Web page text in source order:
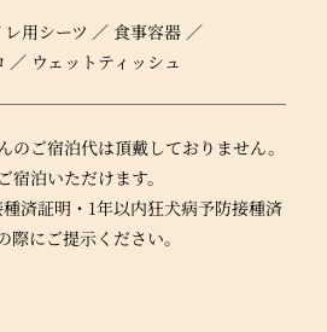
レ用シーツ
食事容器
ウェットティッシュ
ご宿泊代は頂戴しておりません。
泊いただけます。
済証明・1年以内狂犬病予防接種済
にご提示ください。